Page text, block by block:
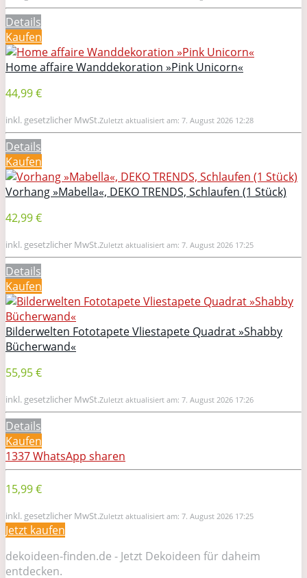
Details
Kaufen
Home affaire Wanddekoration »Pink Unicorn«
44,99 €
inkl. gesetzlicher MwSt.Zuletzt aktualisiert am: 7. August 2026 12:28
Details
Kaufen
Vorhang »Mabella«, DEKO TRENDS, Schlaufen (1 Stück)
42,99 €
inkl. gesetzlicher MwSt.Zuletzt aktualisiert am: 7. August 2026 17:25
Details
Kaufen
Bilderwelten Fototapete Vliestapete Quadrat »Shabby
Bücherwand«
55,95 €
inkl. gesetzlicher MwSt.Zuletzt aktualisiert am: 7. August 2026 17:26
Details
Kaufen
1337WhatsApp sharen
15,99 €
inkl. gesetzlicher MwSt.Zuletzt aktualisiert am: 7. August 2026 17:25
Jetzt kaufen
dekoideen-finden.de - Jetzt Dekoideen für daheim
entdecken.